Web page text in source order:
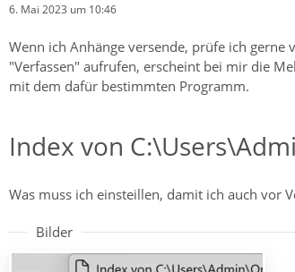
6. Mai 2023 um 10:46
Wenn ich Anhänge versende, prüfe ich
"Verfassen" aufrufen, erscheint bei mir die
mit dem dafür bestimmten Programm.
Index von
Was muss ich einsteillen, damit ich auch vor
Bilder